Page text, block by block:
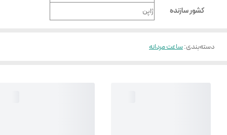
کشور سازنده
ژاپن
دسته‌بندی:ساعت مردانه